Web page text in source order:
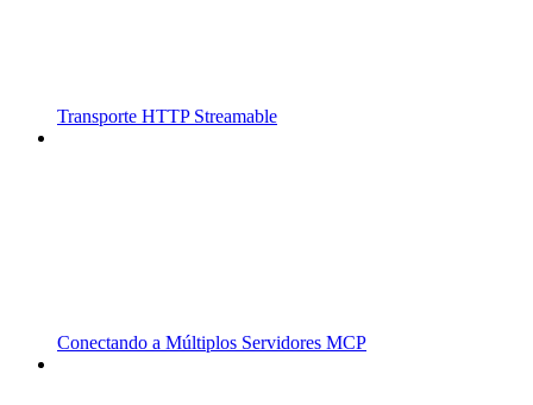
Transporte HTTP Streamable
Conectando a Múltiplos Servidores MCP